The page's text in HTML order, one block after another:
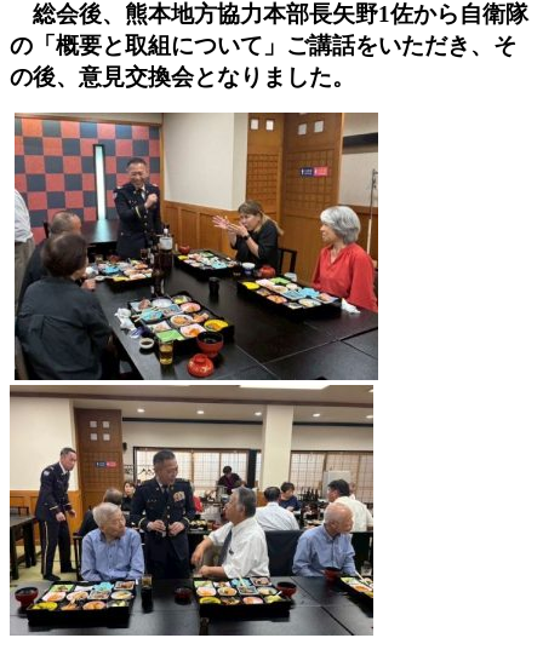
総会後、熊本地方協力本部長矢野1佐から自衛隊
の「 概要と取組について」ご講話をいただき、そ
の後、 意見交換会となりました。